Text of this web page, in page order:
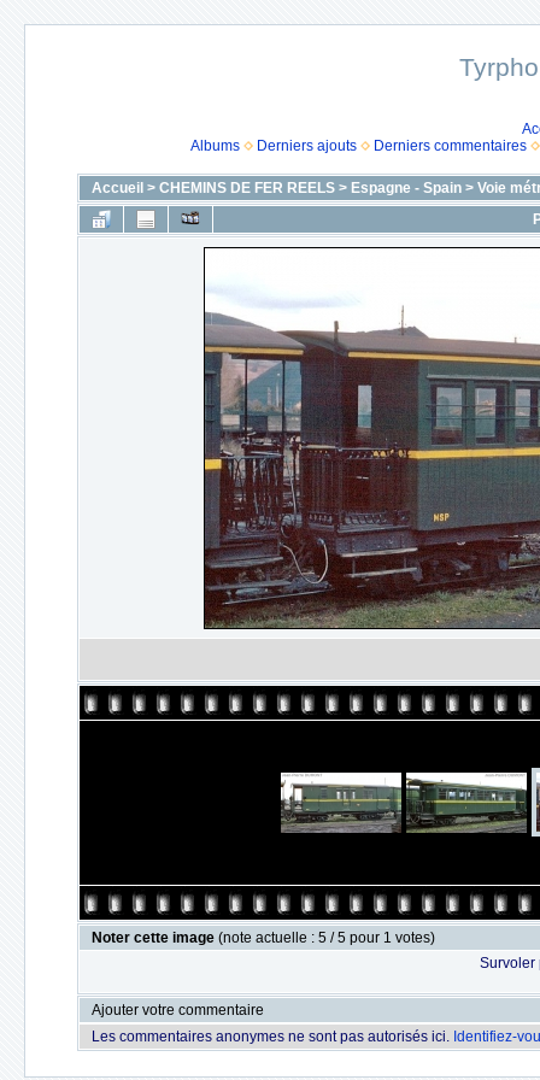
Albums
Derniers ajouts Derniers commentaires
Accueil > CHEMINS DE FER REELS> Espagne - Spain> Voie
Noter cette image (note actuelle : 5 / 5 pour 1 votes)
Survoler
Ajouter votre commentaire
Les commentaires anonymes ne sont pas autorisés ici. Identifiez-